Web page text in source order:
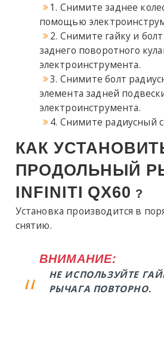
1. Снимите заднее
помощью
2. Снимите гайку и
заднего поворотного
электроинструмента.
3. Снимите болт
элемента задней
электроинструмента.
4. Снимите радиусный
КАК
ПРОДОЛЬНЫЙ
INFINITI QX60 ?
Установка производится в
снятию.
ВНИМАНИЕ:
НЕ ИСПОЛЬЗУЙТЕ
РЫЧАГА ПОВТОРНО.